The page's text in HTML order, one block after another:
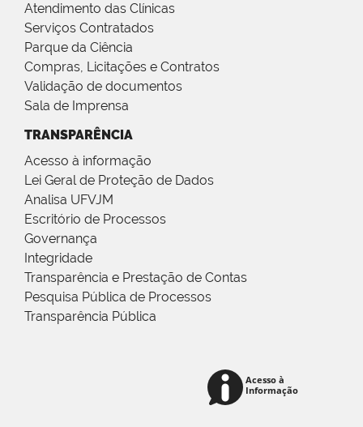
Atendimento das Clínicas
Serviços Contratados
Parque da Ciência
Compras, Licitações e Contratos
Validação de documentos
Sala de Imprensa
TRANSPARÊNCIA
Acesso à informação
Lei Geral de Proteção de Dados
Analisa UFVJM
Escritório de Processos
Governança
Integridade
Transparência e Prestação de Contas
Pesquisa Pública de Processos
Transparência Pública